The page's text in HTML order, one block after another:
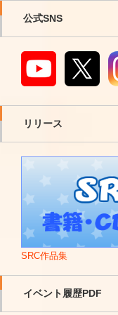
公式SNS
リリース
SRC作品集
イベント履歴PDF